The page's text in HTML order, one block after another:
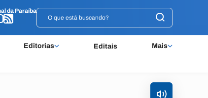
da Paraíba
Editorias Editais Mais
da Paraíba